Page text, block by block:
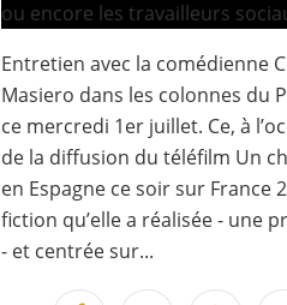
Entretien avec la comédienne
Masiero dans les colonnes du
ce mercredi 1er juillet. Ce, à
de la diffusion du téléfilm Un
en Espagne ce soir sur France
fiction qu’elle a réalisée - une
- et centrée sur...